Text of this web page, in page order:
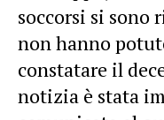
soccorsi si
non hanno
constatare il
notizia è stata